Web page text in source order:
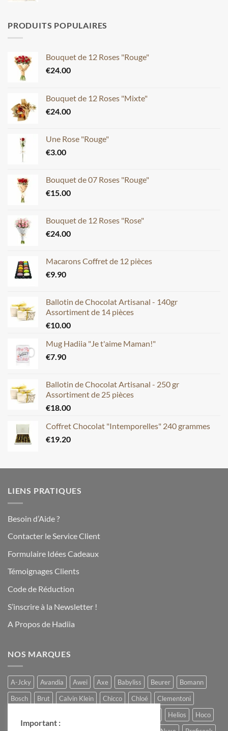
PRODUITS POPULAIRES
Bouquet de 12 Roses "Rouge"
€24.00
Bouquet de 12 Roses "Mixte"
€24.00
Une Rose "Rouge"
€3.00
Bouquet de 07 Roses "Rouge"
€15.00
Bouquet de 12 Roses "Rose"
€24.00
Macarons Coffret de 12 pièces
€9.90
Ballotin de Chocolat Artisanal - 140gr
Assortiment de 14 pièces
€10.00
Mug Hadiia "Je t'aime Maman!"
€7.90
Ballotin de Chocolat Artisanal - 250 gr
Assortiment de 25 pièces
€18.00
Coffret Chocolat "Intemporelles" 240 grammes
€19.20
LIENS PRATIQUES
Besoin d’Aide ?
Contacter le Service Client
Formulaire Idées Cadeaux
Témoignages Clients
Code de Réduction
S’inscrire à la Newsletter !
A Propos de Hadiia
NOS MARQUES
A-Jcky Avandia Awei Axe Babyliss Beurer
Bomann
Bosch
Brut Calvin Klein Chicco Chloé
Clementoni
Helios
Hoco
Important :